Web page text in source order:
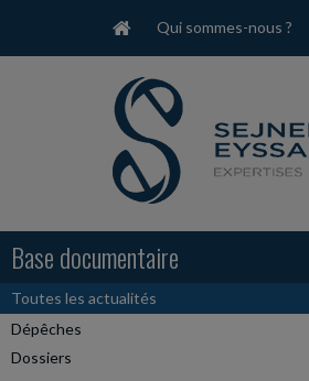
Qui sommes-nous ?
Base documentaire
Toutes les actualités
Dépêches
Dossiers